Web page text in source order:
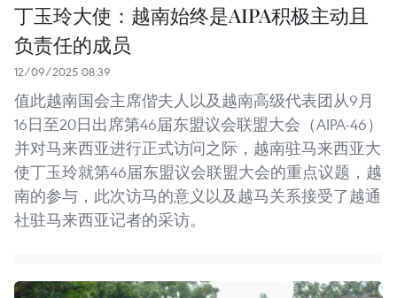
丁玉玲大使：越南始终是AIPA积极主动且
负责任的成员
12/09/2025 08:39
值此越南国会主席偕夫人以及越南高级代表团从9月
16日至20日出席第46届东盟议会联盟大会（AIPA-46）
并对马来西亚进行正式访问之际，越南驻马来西亚大
使丁玉玲就第46届东盟议会联盟大会的重点议题，越
南的参与，此次访马的意义以及越马关系接受了越通
社驻马来西亚记者的采访。